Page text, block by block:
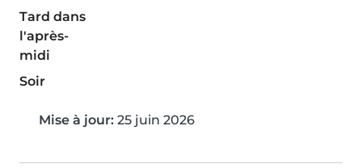
Tard dans
l'après-
midi
Soir
Mise à jour: 25 juin 2026